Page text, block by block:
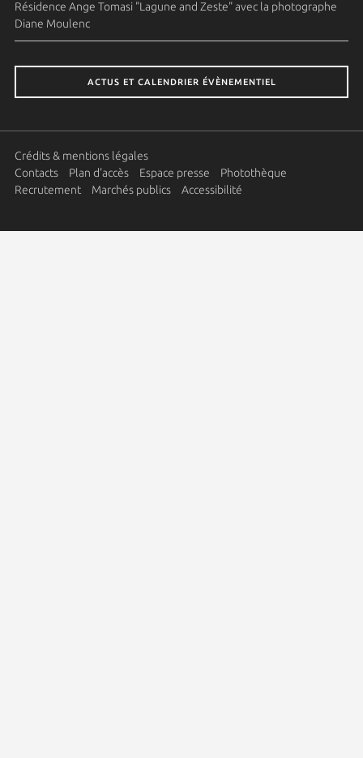
Résidence Ange Tomasi "Lagune and Zeste" avec la photographe
Diane Moulenc
ACTUS ET CALENDRIER ÉVÈNEMENTIEL
Crédits & mentions légales
Contacts
Plan d'accès Espace presse
Photothèque
Recrutement
Marchés publics Accessibilité